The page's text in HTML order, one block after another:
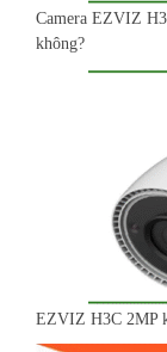
Camera EZVIZ
không?
EZVIZ H3C 2MP